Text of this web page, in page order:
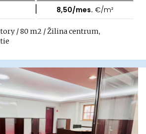
| 8,50/mes. €/m²
/ 80 m2 / Žilina centrum,